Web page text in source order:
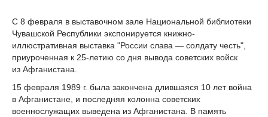
С 8 февраля в выставочном зале Национальной библиотеки
Чувашской Республики экспонируется книжно-
иллюстративная выставка "России слава — солдату честь",
приуроченная к 25-летию со дня вывода советских войск
из Афганистана.
15 февраля 1989 г. была закончена длившаяся 10 лет война
в Афганистане, и последняя колонна советских
военнослужащих выведена из Афганистана. В память